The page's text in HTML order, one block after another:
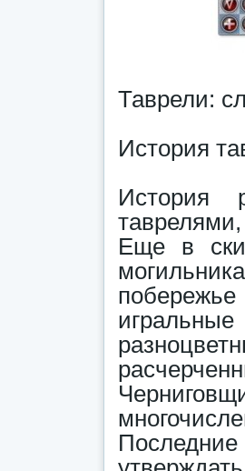
Таврели:
История
История
Еще в
Последние